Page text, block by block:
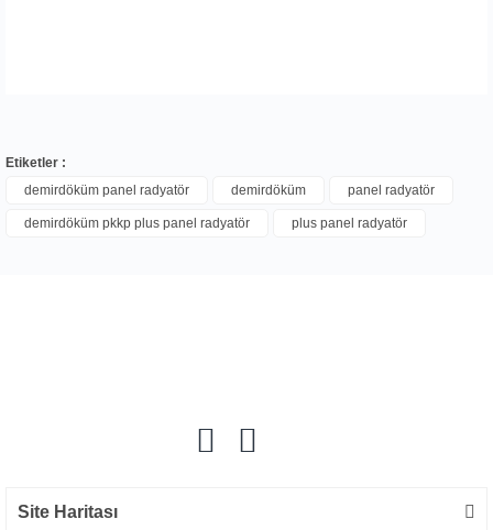
Bu ürüne ilk yorumu siz yapın!
Etiketler :
demirdöküm panel radyatör
demirdöküm panel radyatör
demirdöküm pkkp plus panel radyatör plus panel radyatör
Site Haritası